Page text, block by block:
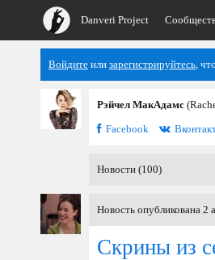
Danveri Project
Войдите или зарегистрируйтесь,
Рэйчел МакАдамс
Facebook
Новости (100)
Новость опубликована 2
Скрины из